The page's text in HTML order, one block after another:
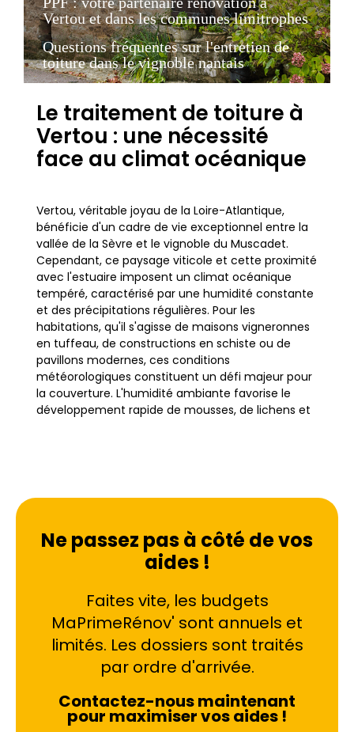
Vertou et dans les communes limitrophes
Questions fréquentes sur l'entretien de
toiture dans le vignoble nantais
Le traitement de toiture à
Vertou : une nécessité
face au climat océanique
Vertou, véritable joyau de la Loire-Atlantique,
bénéficie d'un cadre de vie exceptionnel entre la
vallée de la Sèvre et le vignoble du Muscadet.
Cependant, ce paysage viticole et cette proximité
avec l'estuaire imposent un climat océanique
tempéré, caractérisé par une humidité constante
et des précipitations régulières. Pour les
habitations, qu'il s'agisse de maisons vigneronnes
en tuffeau, de constructions en schiste ou de
pavillons modernes, ces conditions
météorologiques constituent un défi majeur pour
la couverture. L'humidité ambiante favorise le
développement rapide de mousses, de lichens et
Un traitement de toiture à Vertou ne se résume
action préventive indispensable pour protéger le
bâti. Dans des quartiers comme le Centre-bourg
ou vers La Haie-Fouassière, l'exposition aux vents
dégradation des matériaux de couverture. Sans
intervention régulière, ces organismes végétaux
retiennent l'eau, provoquant une porosité accrue
des tuiles et favorisant les infiltrations. PPF
intervient spécifiquement sur ce territoire pour
contrer les effets du vieillissement accéléré par le
climat local, assurant ainsi la pérennité des
toitures dans toute la zone nantaise.
Ne passez pas à côté de vos
aides !
Faites vite, les budgets
MaPrimeRénov' sont annuels et
limités. Les dossiers sont traités
par ordre d'arrivée.
Contactez-nous maintenant
pour maximiser vos aides !